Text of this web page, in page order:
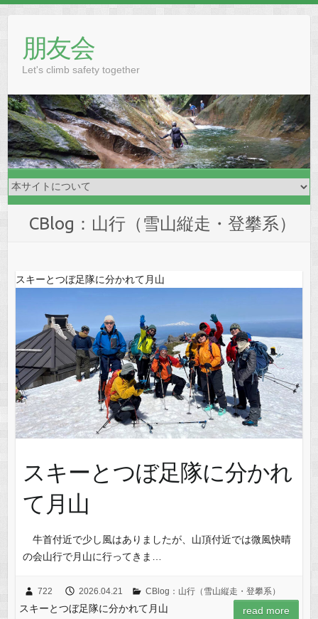
content朋友会
Let's climb safety together
CBlog：山行（雪山縦走・登攀系）
スキーとつぼ足隊に分かれて月山
スキーとつぼ足隊に分かれ
て月山
牛首付近で少し風はありましたが、山頂付近では微風快晴
の会山行で月山に行ってきま…
722 2026.04.21 CBlog：山行（雪山縦走・登攀系）
スキーとつぼ足隊に分かれて月山 read more